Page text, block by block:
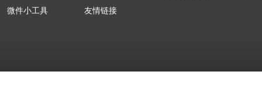
微件小工具
友情链接